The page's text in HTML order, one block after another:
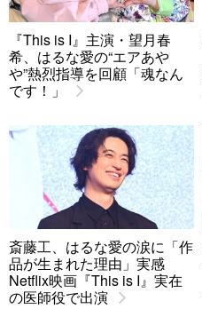
『This is I』主演・望月春
希、はるな愛の“エアあや
や”熱烈指導を回顧「魂なん
です！」
斎藤工、はるな愛の涙に「作
品が生まれた理由」実感
Netflix映画『This is I』実在
の医師役で出演